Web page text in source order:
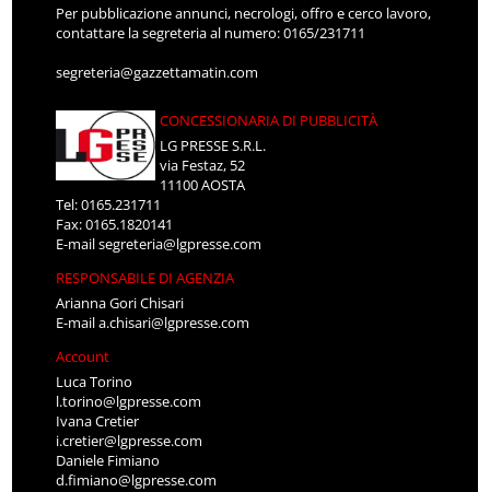
Per pubblicazione annunci, necrologi, offro e cerco lavoro,
contattare la segreteria al numero: 0165/231711
segreteria@gazzettamatin.com
CONCESSIONARIA DI PUBBLICITÀ
LG PRESSE S.R.L.
via Festaz, 52
11100 AOSTA
Tel: 0165.231711
Fax: 0165.1820141
E-mailsegreteria@lgpresse.com
RESPONSABILE DI AGENZIA
Arianna Gori Chisari
E-maila.chisari@lgpresse.com
Account
Luca Torino
l.torino@lgpresse.com
Ivana Cretier
i.cretier@lgpresse.com
Daniele Fimiano
d.fimiano@lgpresse.com